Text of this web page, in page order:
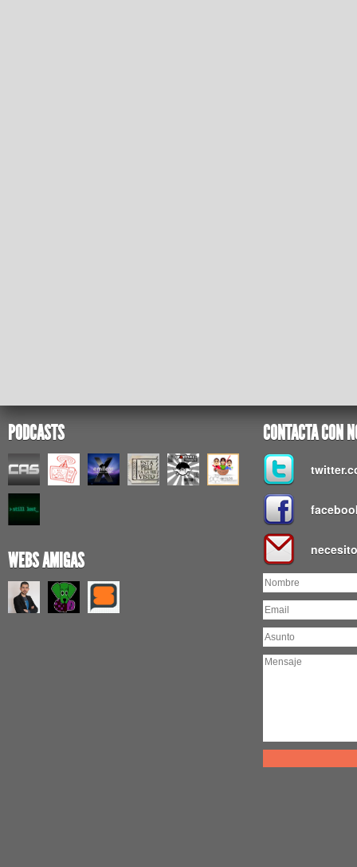
PODCASTS
WEBS AMIGAS
CONTACTA CON